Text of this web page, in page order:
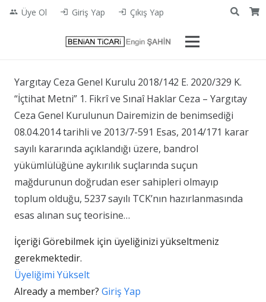
people Üye Ol login Giriş Yap login Çıkış Yap
Yargıtay Ceza Genel Kurulu 2018/142 E. 2020/329 K.
“İçtihat Metni” 1. Fikrî ve Sınaî Haklar Ceza – Yargıtay
Ceza Genel Kurulunun Dairemizin de benimsediği
08.04.2014 tarihli ve 2013/7-591 Esas, 2014/171 karar
sayılı kararında açıklandığı üzere, bandrol
yükümlülüğüne aykırılık suçlarında suçun
mağdurunun doğrudan eser sahipleri olmayıp
toplum olduğu, 5237 sayılı TCK’nın hazırlanmasında
esas alınan suç teorisine…
İçeriği Görebilmek için üyeliğinizi yükseltmeniz
gerekmektedir.
Üyeliğimi Yükselt
Already a member? Giriş Yap